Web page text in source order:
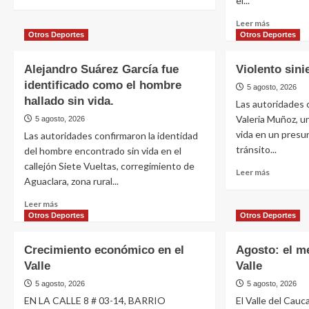
Leer más
Otros Deportes
Alejandro Suárez García fue
identificado como el hombre
hallado sin vida.
5 agosto, 2026
Las autoridades confirmaron la identidad
del hombre encontrado sin vida en el
callejón Siete Vueltas, corregimiento de
Aguaclara, zona rural...
Leer más
Otros Deportes
Violento
5 agosto, 2026
Las autoridades
Valeria Muñoz,
vida en un
tránsito...
Leer más
Otros Deportes
Crecimiento económico en el
Valle
5 agosto, 2026
EN LA CALLE 8 # 03-14, BARRIO
Otros Deportes
Agosto: el
Valle
5 agosto, 2026
El Valle del